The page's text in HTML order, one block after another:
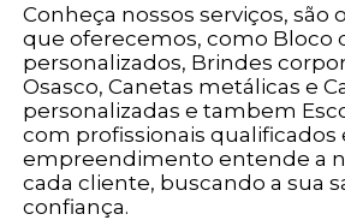
Conheça nossos serviços, são
que oferecemos, como Bloco
personalizados, Brindes
Osasco, Canetas metálicas e
personalizadas e tambem
com profissionais qualificados
empreendimento entende a
cada cliente, buscando a sua
confiança.